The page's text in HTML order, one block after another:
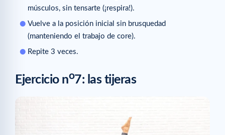
músculos, sin tensarte (¡respira!).
Vuelve a la posición inicial sin brusquedad
(manteniendo el trabajo de core).
Repite 3 veces.
Ejercicio no7: las tijeras